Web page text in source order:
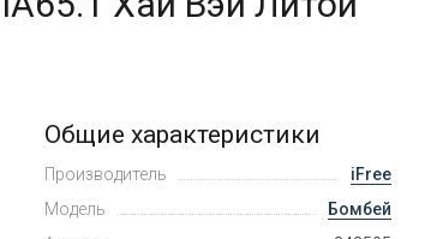
Общие характеристики
Производитель
iFree
Модель
Бомбей